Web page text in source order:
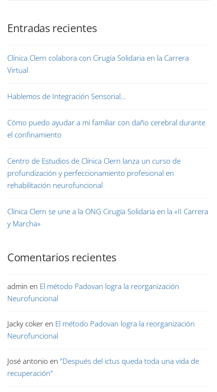
Entradas recientes
Clínica Clern colabora con Cirugía Solidaria en la Carrera
Virtual
Hablemos de Integración Sensorial…
Cómo puedo ayudar a mi familiar con daño cerebral durante
el confinamiento
Centro de Estudios de Clínica Clern lanza un curso de
profundización y perfeccionamiento profesional en
rehabilitación neurofuncional
Clínica Clern se une a la ONG Cirugía Solidaria en la «II Carrera
y Marcha»
Comentarios recientes
admin en El método Padovan logra la reorganización
Neurofuncional
Jacky coker en El método Padovan logra la reorganización
Neurofuncional
José antonio en “Después del ictus queda toda una vida de
recuperación”